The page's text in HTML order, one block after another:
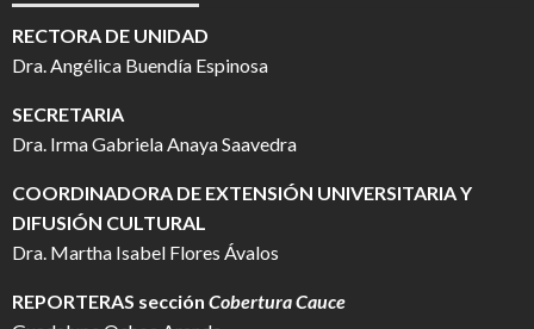
RECTORA DE UNIDAD
Dra. Angélica Buendía Espinosa
SECRETARIA
Dra. Irma Gabriela Anaya Saavedra
COORDINADORA DE EXTENSIÓN UNIVERSITARIA Y
DIFUSIÓN CULTURAL
Dra. Martha Isabel Flores Ávalos
REPORTERAS sección Cobertura Cauce